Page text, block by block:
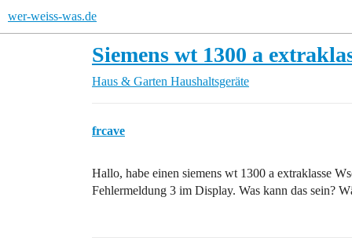
wer-weiss-was.de
Siemens wt 1300 a
Haus & Garten Haushaltsgeräte
frcave
Hallo, habe einen siemens wt 1300 a extraklasse
Fehlermeldung 3 im Display. Was kann das sein?